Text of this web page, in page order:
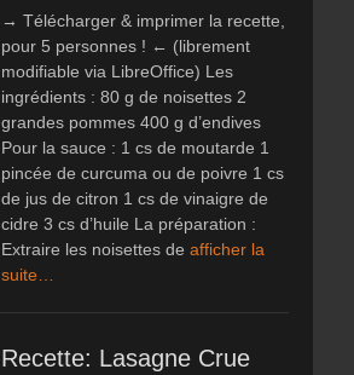
→ Télécharger & imprimer la recette,
pour 5 personnes ! ← (librement
modifiable via LibreOffice) Les
ingrédients : 80 g de noisettes 2
grandes pommes 400 g d’endives
Pour la sauce : 1 cs de moutarde 1
pincée de curcuma ou de poivre 1 cs
de jus de citron 1 cs de vinaigre de
cidre 3 cs d’huile La préparation :
Extraire les noisettes de afficher la
suite…
Recette: Lasagne Crue